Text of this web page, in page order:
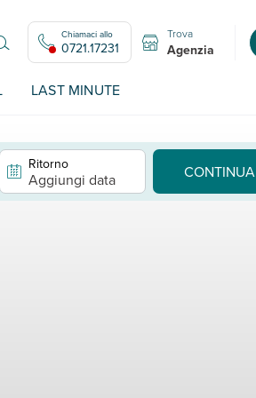
Chiamaci allo
0721.17231
Trova
Agenzia
LAST MINUTE
Ritorno
Aggiungi data CONTINUA